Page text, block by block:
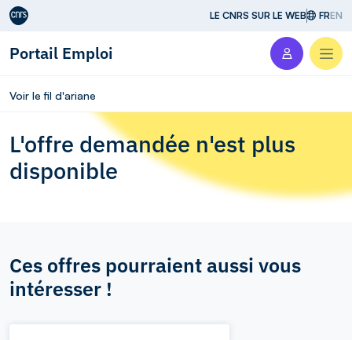
Aller au contenu LE CNRS SUR LE WEB FREN
Portail Emploi
Voir le fil d'ariane
L'offre demandée n'est plus
disponible
Ces offres pourraient aussi vous
intéresser !